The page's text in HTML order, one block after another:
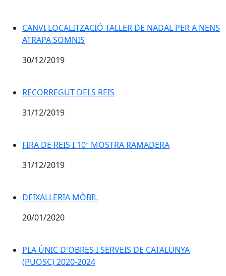
CANVI LOCALITZACIÓ TALLER DE NADAL PER A NENS
ATRAPA SOMNIS
30/12/2019
RECORREGUT DELS REIS
31/12/2019
FIRA DE REIS I 10ª MOSTRA RAMADERA
31/12/2019
DEIXALLERIA MÒBIL
20/01/2020
PLA ÚNIC D'OBRES I SERVEIS DE CATALUNYA
(PUOSC) 2020-2024